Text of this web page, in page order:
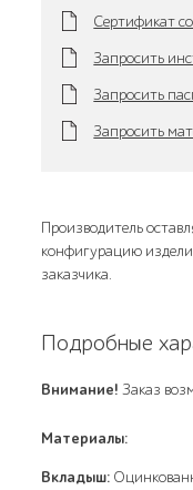
Сертификат
Запросить
Запросить
Запросить
Производитель
конфигурацию
заказчика.
Подробные
Внимание!Заказ
Материалы:
Вкладыш: